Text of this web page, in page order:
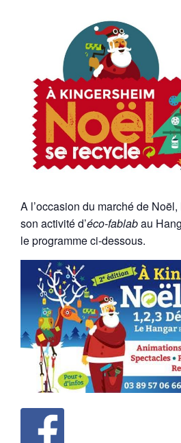
A l’occasion du marché de
son activité d’éco-fablabau
le programme ci-dessous.